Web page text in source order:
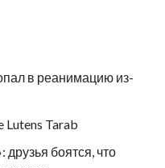
в реанимацию из-
Lutens Tarab
друзья боятся, что